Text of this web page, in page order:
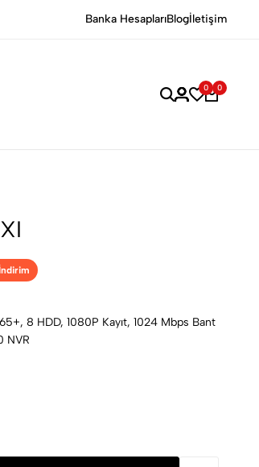
Banka HesaplarıBlogİletişim
0 0
8 HDD, 1080P Kayıt, 1024 Mbps Bant
NVR